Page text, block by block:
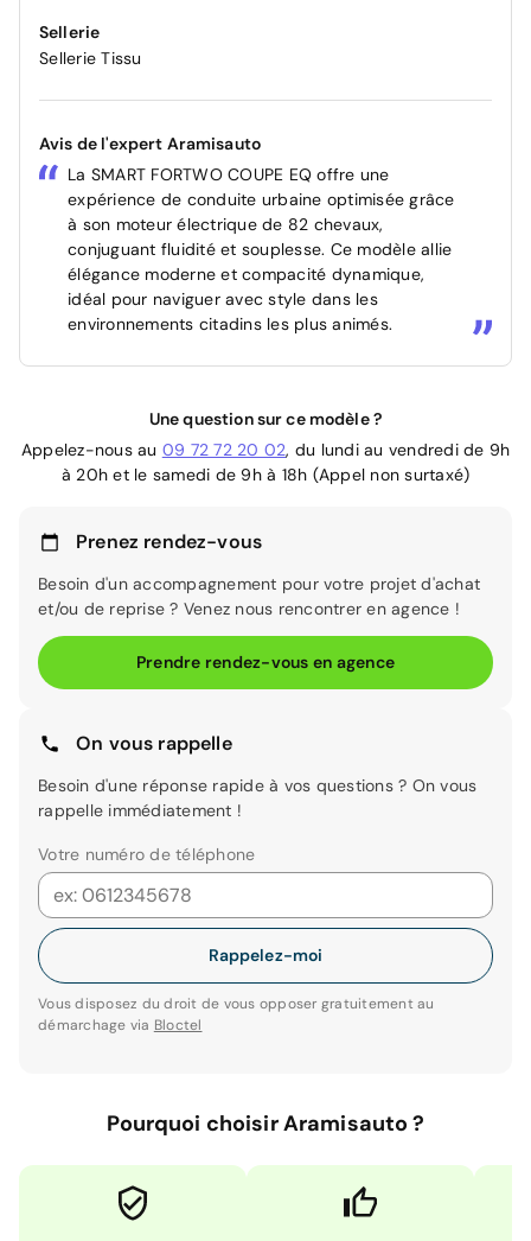
Sellerie
Sellerie Tissu
Avis de l'expert Aramisauto
La SMART FORTWO COUPE EQ offre une
expérience de conduite urbaine optimisée grâce
à son moteur électrique de 82 chevaux,
conjuguant fluidité et souplesse. Ce modèle allie
élégance moderne et compacité dynamique,
idéal pour naviguer avec style dans les
environnements citadins les plus animés.
Une question sur ce modèle ?
Appelez-nous au 09 72 72 20 02, du lundi au vendredi de 9h
à 20h et le samedi de 9h à 18h (Appel non surtaxé)
Prenez rendez-vous
Besoin d'un accompagnement pour votre projet d'achat
et/ou de reprise ? Venez nous rencontrer en agence !
Prendre rendez-vous en agence
On vous rappelle
Besoin d'une réponse rapide à vos questions ? On vous
rappelle immédiatement !
Votre numéro de téléphone
Rappelez-moi
Vous disposez du droit de vous opposer gratuitement au
démarchage via Bloctel
Pourquoi choisir Aramisauto ?